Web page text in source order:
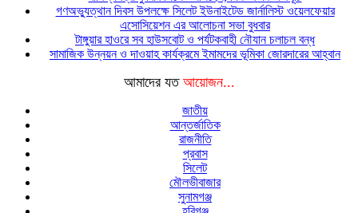
গণঅভ্যুত্থান দিবস উপলক্ষে সিলেট ইউনাইটেড জার্নালিস্ট ওয়েলফেয়ার
এসোসিয়েশন এর আলোচনা সভা বুধবার
টাঙ্গুয়ার হাওরে সব হাউসবোট ও পর্যটকবাহী নৌযান চলাচল বন্ধ
সামাজিক উন্নয়ন ও দাওয়াহ কার্যক্রমে ইমামদের ভূমিকা জোরদারের আহ্বান
আমাদের যত আয়োজন...
জাতীয়
আন্তর্জাতিক
রাজনীতি
প্রবাস
সিলেট
মৌলভীবাজার
সুনামগঞ্জ